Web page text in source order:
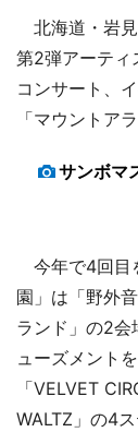
北海道・岩
第2弾アーティ
コンサート、
「マウントア
サンボマ
今年で4回目
園」は「野外
ランド」の2会
ューズメント
「VELVET
WALTZ」の4